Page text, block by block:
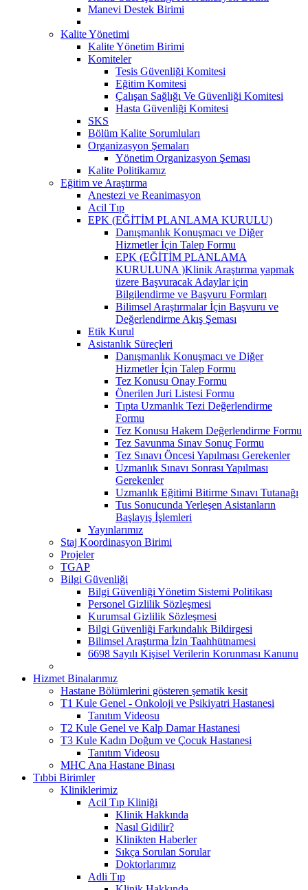
Manevi Destek Birimi
Kalite Yönetimi
Kalite Yönetim Birimi
Komiteler
Tesis Güvenliği Komitesi
Eğitim Komitesi
Çalışan Sağlığı Ve Güvenliği Komitesi
Hasta Güvenliği Komitesi
SKS
Bölüm Kalite Sorumluları
Organizasyon Şemaları
Yönetim Organizasyon Şeması
Kalite Politikamız
Eğitim ve Araştırma
Anestezi ve Reanimasyon
Acil Tıp
EPK (EĞİTİM PLANLAMA KURULU)
Danışmanlık Konuşmacı ve Diğer
Hizmetler İçin Talep Formu
EPK (EĞİTİM PLANLAMA
KURULUNA )Klinik Araştırma yapmak
üzere Başvuracak Adaylar için
Bilgilendirme ve Başvuru Formları
Bilimsel Araştırmalar İçin Başvuru ve
Değerlendirme Akış Şeması
Etik Kurul
Asistanlık Süreçleri
Danışmanlık Konuşmacı ve Diğer
Hizmetler İçin Talep Formu
Tez Konusu Onay Formu
Önerilen Juri Listesi Formu
Tıpta Uzmanlık Tezi Değerlendirme
Formu
Tez Konusu Hakem Değerlendirme Formu
Tez Savunma Sınav Sonuç Formu
Tez Sınavı Öncesi Yapılması Gerekenler
Uzmanlık Sınavı Sonrası Yapılması
Gerekenler
Uzmanlık Eğitimi Bitirme Sınavı Tutanağı
Tus Sonucunda Yerleşen Asistanların
Başlayış İşlemleri
Yayınlarımız
Staj Koordinasyon Birimi
Projeler
TGAP
Bilgi Güvenliği
Bilgi Güvenliği Yönetim Sistemi Politikası
Personel Gizlilik Sözleşmesi
Kurumsal Gizlilik Sözleşmesi
Bilgi Güvenliği Farkındalık Bildirgesi
Bilimsel Araştırma İzin Taahhütnamesi
6698 Sayılı Kişisel Verilerin Korunması Kanunu
Hizmet Binalarımız
Hastane Bölümlerini gösteren şematik kesit
T1 Kule Genel - Onkoloji ve Psikiyatri Hastanesi
Tanıtım Videosu
T2 Kule Genel ve Kalp Damar Hastanesi
T3 Kule Kadın Doğum ve Çocuk Hastanesi
Tanıtım Videosu
MHC Ana Hastane Binası
Tıbbi Birimler
Kliniklerimiz
Acil Tıp Kliniği
Klinik Hakkında
Nasıl Gidilir?
Klinikten Haberler
Sıkça Sorulan Sorular
Doktorlarımız
Adli Tıp